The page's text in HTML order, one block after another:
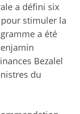
a défini six
pour stimuler la
a été
Bezalel
du